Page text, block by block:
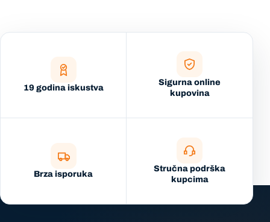
19 godina iskustva
Sigurna online
kupovina
Brza isporuka
Stručna podrška
kupcima